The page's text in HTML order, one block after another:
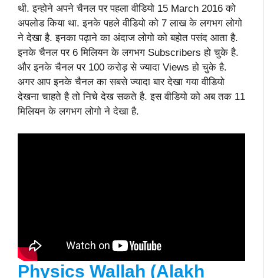
थी. इन्होने अपने चैनल पर पहला वीडियो 15 March 2016 को
अपलोड किया था. इनके पहले वीडियो को 7 लाख के लगभग लोगो
ने देखा है. इनका पढ़ाने का अंदाज लोगो को बहोत पसंद आता है.
इनके चैनल पर 6 मिलियन के लगभग Subscribers हो चुके है.
और इनके चैनल पर 100 करोड़ से ज्यादा Views हो चुके है.
अगर आप इनके चैनल का सबसे ज्यादा बार देखा गया वीडियो
देखना चाहते है तो निचे देख सकते है. इस वीडियो को अब तक 11
मिलियन के लगभग लोगो ने देखा है.
Physics Wallah (Alakh